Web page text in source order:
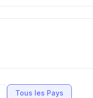
Tous les Pays